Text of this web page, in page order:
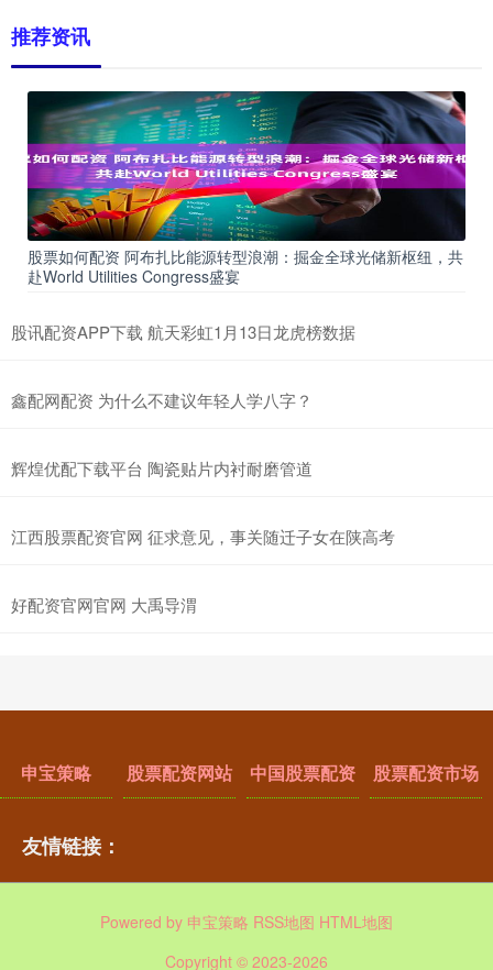
推荐资讯
股票如何配资 阿布扎比能源转型浪潮：掘金全球光储新枢纽，共
赴World Utilities Congress盛宴
股讯配资APP下载 航天彩虹1月13日龙虎榜数据
鑫配网配资 为什么不建议年轻人学八字？
辉煌优配下载平台 陶瓷贴片内衬耐磨管道
江西股票配资官网 征求意见，事关随迁子女在陕高考
好配资官网官网 大禹导渭
申宝策略 股票配资网站 中国股票配资 股票配资市场
友情链接：
Powered by 申宝策略 RSS地图 HTML地图
Copyright © 2023-2026